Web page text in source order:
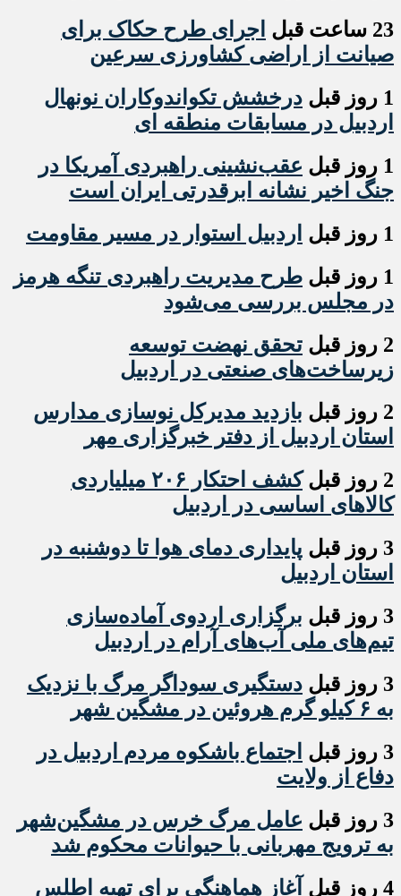
23 ساعت قبل
اجرای طرح حکاک برای
صیانت از اراضی کشاورزی سرعین
1 روز قبل
درخشش تکواندوکاران نونهال
اردبیل در مسابقات منطقه ای
1 روز قبل
عقب‌نشینی راهبردی آمریکا در
جنگ اخیر نشانه ابرقدرتی ایران است
1 روز قبل
اردبیل استوار در مسیر مقاومت
1 روز قبل
طرح مدیریت راهبردی تنگه هرمز
در مجلس بررسی می‌شود
2 روز قبل
تحقق نهضت توسعه
زیرساخت‌های صنعتی در اردبیل
2 روز قبل
بازدید مدیرکل نوسازی مدارس
استان اردبیل از دفتر خبرگزاری مهر
2 روز قبل
کشف احتکار ۲۰۶ میلیاردی
کالاهای اساسی در اردبیل
3 روز قبل
پایداری دمای هوا تا دوشنبه در
استان اردبیل
3 روز قبل
برگزاری اردوی آماده‌سازی
تیم‌های ملی آب‌های آرام در اردبیل
3 روز قبل
دستگیری سوداگر مرگ با نزدیک
به ۶ کیلو گرم هروئین در مشگین شهر
3 روز قبل
اجتماع باشکوه مردم اردبیل در
دفاع از ولایت
3 روز قبل
عامل مرگ خرس در مشگین‌شهر
به ترویج مهربانی با حیوانات محکوم شد
4 روز قبل
آغاز هماهنگی برای تهیه اطلس